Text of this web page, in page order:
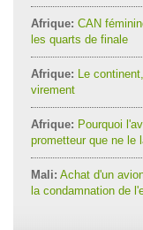
Afrique: CAN
les quarts de finale
Afrique: Le
virement
Afrique: Pourquoi
prometteur que ne le
Mali: Achat d'un
la condamnation de